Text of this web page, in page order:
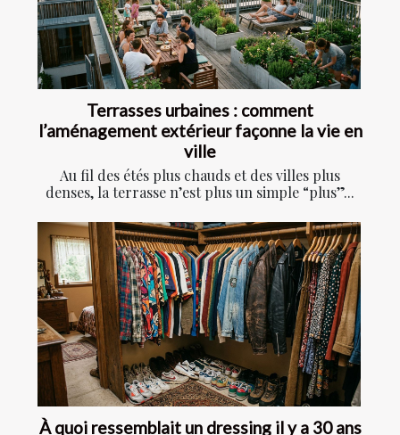
Terrasses urbaines : comment
l’aménagement extérieur façonne la vie en
ville
Au fil des étés plus chauds et des villes plus
denses, la terrasse n’est plus un simple “plus”...
À quoi ressemblait un dressing il y a 30 ans